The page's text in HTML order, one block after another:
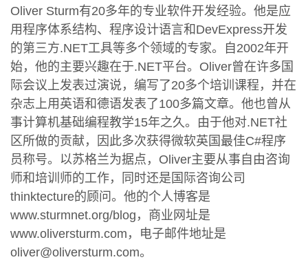
Oliver Sturm有20多年的专业软件开发经验。他是应
用程序体系结构、程序设计语言和DevExpress开发
的第三方.NET工具等多个领域的专家。自2002年开
始，他的主要兴趣在于.NET平台。Oliver曾在许多国
际会议上发表过演说，编写了20多个培训课程，并在
杂志上用英语和德语发表了100多篇文章。他也曾从
事计算机基础编程教学15年之久。由于他对.NET社
区所做的贡献，因此多次获得微软英国最佳C#程序
员称号。以苏格兰为据点，Oliver主要从事自由咨询
师和培训师的工作，同时还是国际咨询公司
thinktecture的顾问。他的个人博客是
www.sturmnet.org/blog，商业网址是
www.oliversturm.com，电子邮件地址是
oliver@oliversturm.com。